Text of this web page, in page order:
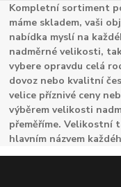
Kompletní sortiment
máme skladem, vaši
nabídka myslí na
nadměrné velikosti,
vybere opravdu celá
dovoz nebo kvalitní
velice příznivé ceny
výběrem velikosti
přeměříme. Velikostní
hlavním názvem